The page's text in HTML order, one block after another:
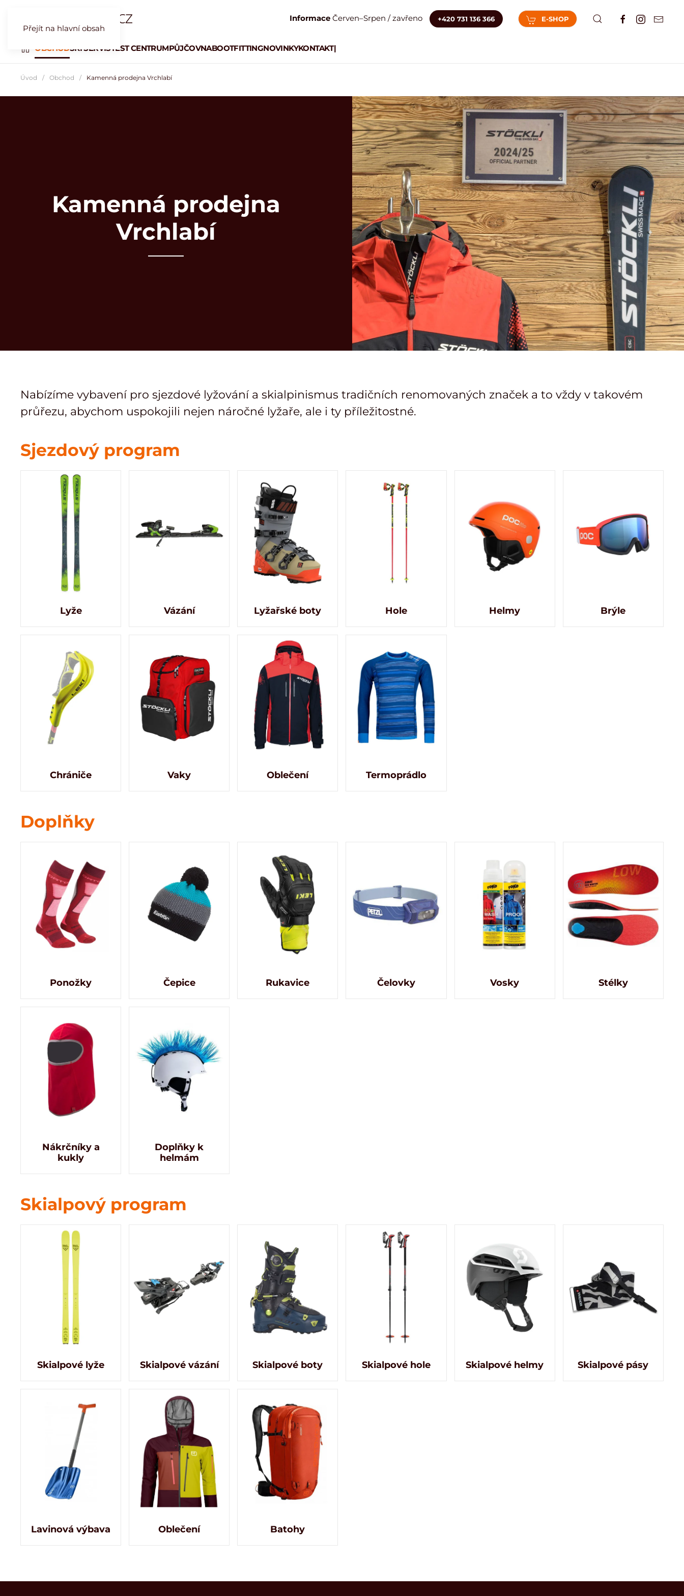
Přejít na hlavní obsah
Informace Červen–Srpen / zavřeno +420 731 136 366 E-SHOP
OBCHODSKI SERVISTEST CENTRUMPŮJČOVNABOOTFITTINGNOVINKYKONTAKT|
Úvod Obchod Kamenná prodejna Vrchlabí
Kamenná prodejna
Vrchlabí
Nabízíme vybavení pro sjezdové lyžování a skialpinismus tradičních renomovaných značek a to vždy v takovém
průřezu, abychom uspokojili nejen náročné lyžaře, ale i ty příležitostné.
Sjezdový program
Lyže Vázání Lyžařské boty Hole Helmy Brýle
Chrániče Vaky Oblečení Termoprádlo
Doplňky
Ponožky Čepice Rukavice Čelovky Vosky Stélky
Nákrčníky a
kukly
Doplňky k
helmám
Skialpový program
Skialpové lyže Skialpové vázání Skialpové boty Skialpové hole Skialpové helmy Skialpové pásy
Lavinová výbava Oblečení Batohy